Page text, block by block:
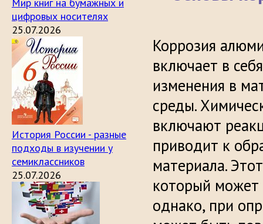
цифровых носителях
25.07.2026
История России - разные
подходы в изучении у
семиклассников
25.07.2026
Коррозия
включает в
изменения в
среды.
включают
приводит к
материала.
который
однако, при